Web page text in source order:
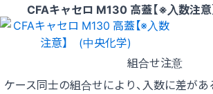
CFAキャセロ M130 高蓋【※入数注
組合せ注意
ケース同士の組合せにより、入数に差があ